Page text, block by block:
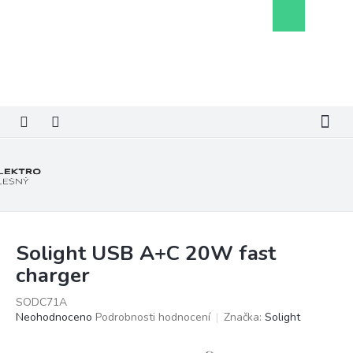
košík
Solight USB A+C 20W fast
charger
SODC71A
Průměrné
Neohodnoceno Podrobnosti hodnocení Značka: Solight